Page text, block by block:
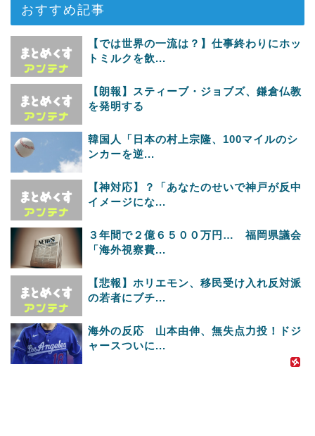
おすすめ記事
【では世界の一流は？】仕事終わりにホッ
トミルクを飲...
【朗報】スティーブ・ジョブズ、鎌倉仏教
を発明する
韓国人「日本の村上宗隆、100マイルのシ
ンカーを逆...
【神対応】？「あなたのせいで神戸が反中
イメージにな...
３年間で２億６５００万円… 福岡県議会
「海外視察費...
【悲報】ホリエモン、移民受け入れ反対派
の若者にブチ...
海外の反応 山本由伸、無失点力投！ドジ
ャースついに...